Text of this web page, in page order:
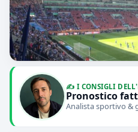
✍️ I CONSIGLI
Pronostico
Analista sportivo &